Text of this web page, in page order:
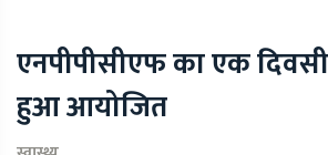
एनपीपीसीएफ का एक
हुआ आयोजित